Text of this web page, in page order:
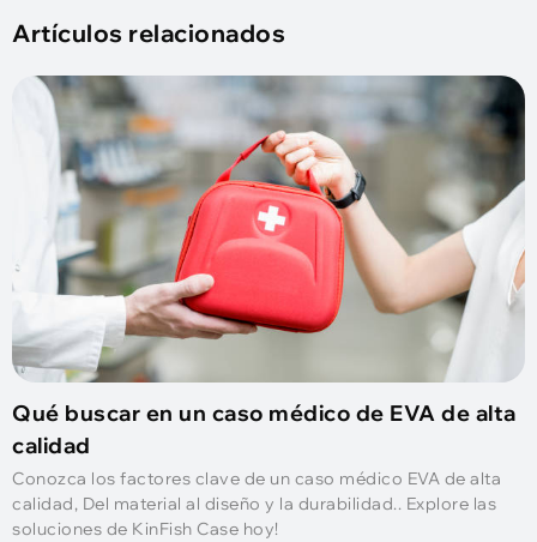
Artículos relacionados
Qué buscar en un caso médico de EVA de alta
calidad
Conozca los factores clave de un caso médico EVA de alta
calidad, Del material al diseño y la durabilidad.. Explore las
soluciones de KinFish Case hoy!